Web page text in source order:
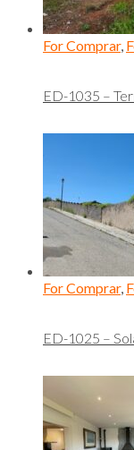
For Comprar,
ED-1035 –
For Comprar,
ED-1025 –